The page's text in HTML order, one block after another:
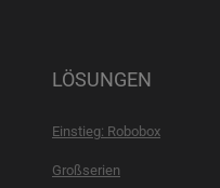
LÖSUNGEN
Einstieg: Robobox
Großserien